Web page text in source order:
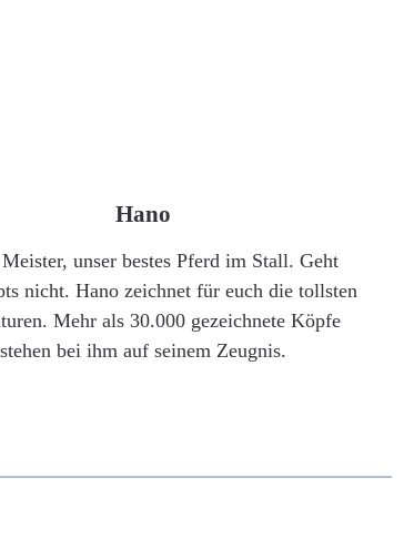
Hano
unser bestes Pferd im Stall. Geht
nicht. Hano zeichnet für euch die tollsten
Mehr als 30.000 gezeichnete Köpfe
stehen bei ihm auf seinem Zeugnis.